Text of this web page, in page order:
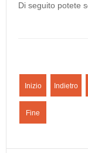
Di seguito potete
Inizio Indietro
Fine